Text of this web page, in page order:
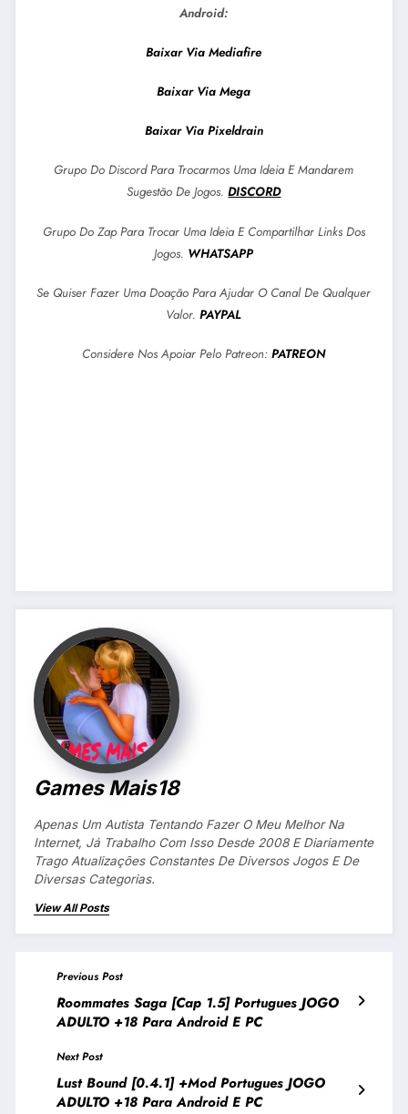
Android:
Baixar Via Mediafire
Baixar Via Mega
Baixar Via Pixeldrain
Grupo Do Discord Para Trocarmos Uma Ideia E Mandarem
Sugestão De Jogos.DISCORD
Grupo Do Zap Para Trocar Uma Ideia E Compartilhar Links Dos
Jogos. WHATSAPP
Se Quiser Fazer Uma Doação Para Ajudar O Canal De Qualquer
Valor.PAYPAL
Considere Nos Apoiar Pelo Patreon:PATREON
Games Mais18
Apenas Um Autista Tentando Fazer O Meu Melhor Na
Internet, Já Trabalho Com Isso Desde 2008 E Diariamente
Trago Atualizações Constantes De Diversos Jogos E De
Diversas Categorias.
View All Posts
Previous Post
Roommates Saga [Cap 1.5] Portugues JOGO
ADULTO +18 Para Android E PC
Next Post
Lust Bound [0.4.1] +Mod Portugues JOGO
ADULTO +18 Para Android E PC